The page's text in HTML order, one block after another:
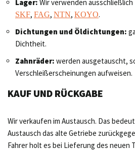
Lager: Wir verwenden ausschließlich
SKF, FAG, NTN, KOYO.
Dichtungen und Öldichtungen:
Dichtheit.
Zahnräder: werden ausgetauscht,
Verschleißerscheinungen aufweisen.
KAUF UND RÜCKGABE
Wir verkaufen im Austausch. Das
Austausch das alte Getriebe
Fahrer holt es bei Lieferung des neuen